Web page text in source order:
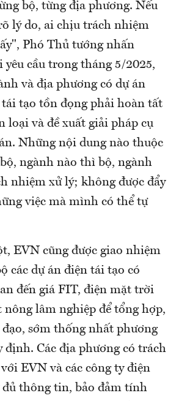
bộ, từng địa phương. Nếu
lý do, ai chịu trách nhiệm
Phó Thủ tướng nhấn
cầu trong tháng 5/2025,
và địa phương có dự án
tạo tồn đọng phải hoàn tất
loại và đề xuất giải pháp cụ
Những nội dung nào thuộc
ngành nào thì bộ, ngành
nhiệm xử lý; không được đẩy
việc mà mình có thể tự
EVN cũng được giao nhiệm
các dự án điện tái tạo có
đến giá FIT, điện mặt trời
lâm nghiệp để tổng hợp,
đạo, sớm thống nhất phương
định. Các địa phương có trách
EVN và các công ty điện
đủ thông tin, bảo đảm tính